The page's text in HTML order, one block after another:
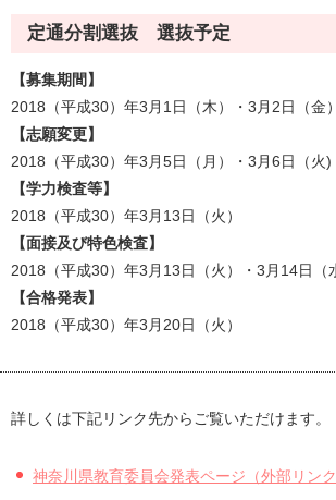
定通分割選抜 選抜予定
【募集期間】
2018（平成30）年3月1日（木）・3月2日（金）
【志願変更】
2018（平成30）年3月5日（月）・3月6日（火)
【学力検査等】
2018（平成30）年3月13日（火）
【面接及び特色検査】
2018（平成30）年3月13日（火）・3月14日（
【合格発表】
2018（平成30）年3月20日（火）
詳しくは下記リンク先からご覧いただけます。
神奈川県教育委員会発表ページ（外部リンク